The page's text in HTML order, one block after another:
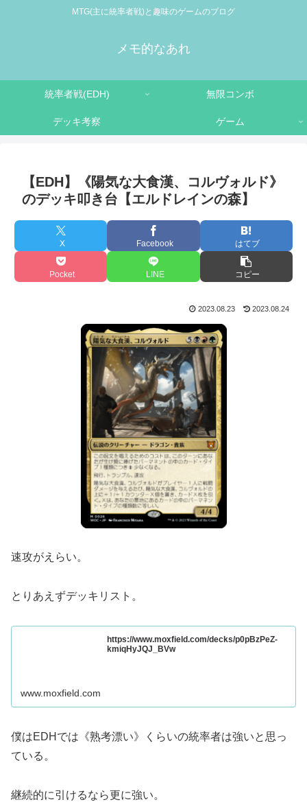
MTG(主に統率者戦)と趣味のゲームのブログ
メモ的なあれ
統率者戦(EDH) 無限コンボ
デッキ考察 ゲーム
【EDH】《陽気な大食漢、コルヴォルド》
のデッキ叩き台【エルドレインの森】
X Facebook はてブ
Pocket LINE コピー
2023.08.23 2023.08.24
速攻がえらい。
とりあえずデッキリスト。
https://www.moxfield.com/decks/p0pBzPeZ-
kmiqHyJQJ_BVw
www.moxfield.com
僕はEDHでは《熟考漂い》くらいの統率者は強いと思っ
ている。
継続的に引けるなら更に強い。